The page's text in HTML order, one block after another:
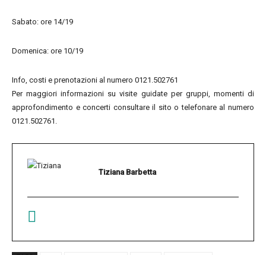
Sabato: ore 14/19
Domenica: ore 10/19
Info, costi e prenotazioni al numero 0121.502761
Per maggiori informazioni su visite guidate per gruppi, momenti di
approfondimento e concerti consultare il sito o telefonare al numero
0121.502761.
Tiziana Barbetta